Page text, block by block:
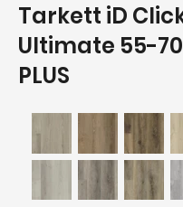
Tarkett iD
Ultimate 55-
PLUS